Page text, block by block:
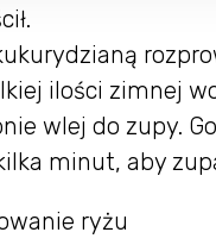
ilości zimnej
wlej do zupy.
minut, aby
ryżu